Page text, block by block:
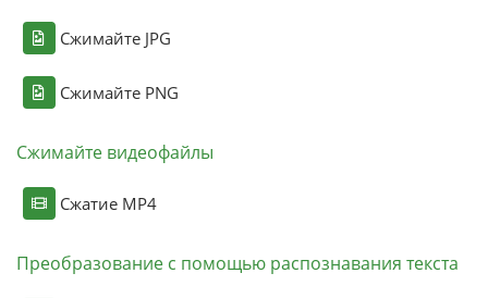
Сжимайте JPG
Сжимайте PNG
Сжимайте видеофайлы
Сжатие MP4
Преобразование с помощью распознавания текста